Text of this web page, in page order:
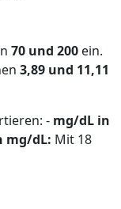
70 und 200 ein.
3,89 und 11,11
- mg/dL in
mg/dL: Mit 18